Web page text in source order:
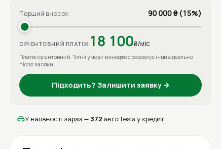
Перший внесок 90 000 ₴ (15%)
ОРІЄНТОВНИЙ ПЛАТІЖ 18 100₴/міс
Платіж орієнтовний. Точні умови менеджер розрахує індивідуально
після заявки.
Підходить? Залишити заявку →
У наявності зараз — 372 авто Tesla у кредит